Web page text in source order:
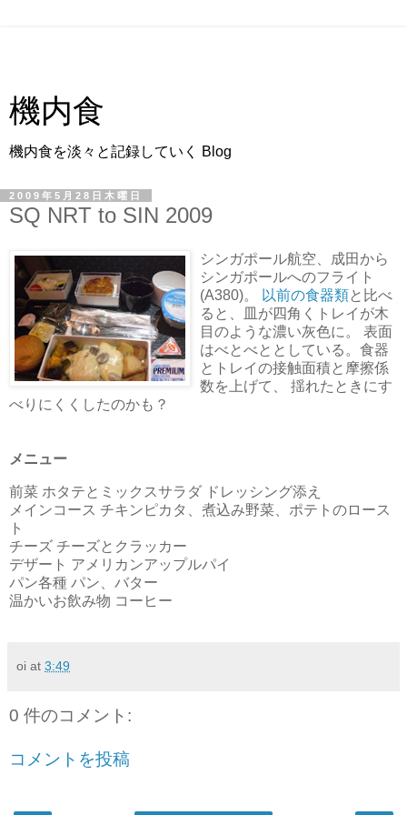
機内食
機内食を淡々と記録していく Blog
2009年5月28日木曜日
SQ NRT to SIN 2009
シンガポール航空、成田から
シンガポールへのフライト
(A380)。
以前の食器類と比べ
ると、皿が四角くトレイが木
目のような濃い灰色に。 表面
はべとべととしている。食器
とトレイの接触面積と摩擦係
数を上げて、 揺れたときにす
べりにくくしたのかも？
メニュー
前菜 ホタテとミックスサラダ ドレッシング添え
メインコース チキンピカタ、煮込み野菜、ポテトのロース
ト
チーズ チーズとクラッカー
デザート アメリカンアップルパイ
パン各種 パン、バター
温かいお飲み物 コーヒー
oi at 3:49
0 件のコメント:
コメントを投稿